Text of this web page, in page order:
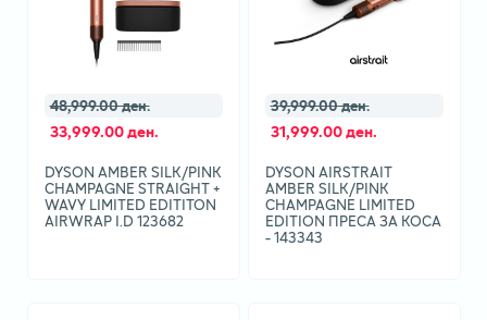
48,999.00 ден.
33,999.00 ден.
DYSON AMBER SILK/PINK
CHAMPAGNE STRAIGHT +
WAVY LIMITED EDITITON
AIRWRAP I.D 123682
39,999.00 ден.
31,999.00 ден.
DYSON AIRSTRAIT
AMBER SILK/PINK
CHAMPAGNE LIMITED
EDITION ПРЕСА ЗА КОСА
- 143343